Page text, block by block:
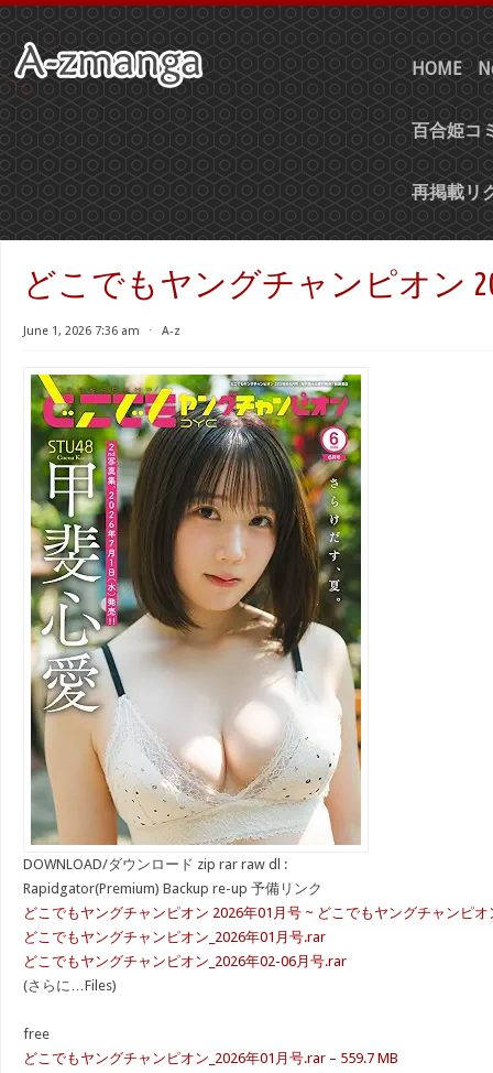
HOME
百合姫コ
再掲載リ
どこでもヤングチャンピオン
June 1, 2026 7:36 am ⋅ A-z
DOWNLOAD/ダウンロード zip rar raw dl :
Rapidgator(Premium) Backup re-up 予備リンク
どこでもヤングチャンピオン 2026年01月号 ~ どこでもヤングチャンピオ
どこでもヤングチャンピオン_2026年01月号.rar
どこでもヤングチャンピオン_2026年02-06月号.rar
(さらに…Files)
free
どこでもヤングチャンピオン_2026年01月号.rar – 559.7 MB